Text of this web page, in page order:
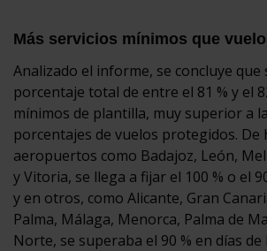
Más servicios mínimos que
Analizado el informe, se concluye que
porcentaje total de entre el 81 % y el
mínimos de plantilla, muy superior a
porcentajes de vuelos protegidos. De
aeropuertos como Badajoz, León,
y Vitoria, se llega a fijar el 100 % o el
y en otros, como Alicante, Gran
Palma, Málaga, Menorca, Palma de
Norte, se superaba el 90 % en días de